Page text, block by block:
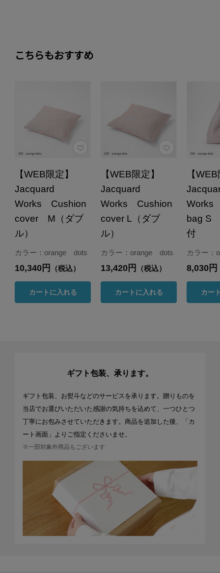
こちらもおすすめ
【WEB限定】
Jacquard
Works Cushion
cover M（ダブ
ル）
カラー：orange dots
10,340円 （税込）
カートに入れる
【WEB限定】
Jacquard
Works Cushion
cover L（ダブ
ル）
カラー：orange dots
13,420円 （税込）
カートに入れる
【
Works
bag S
付
カラー：
8,030円
カー
ギフト包装、承ります。
ギフト包装、お熨斗などのサービスを承ります。贈りものを
当店でお選びいただいた感謝の気持ちを込めて、一つひとつ
丁寧にお包みさせていただきます。商品を追加した後、「カ
ート画面」よりご指定くださいませ。
※一部対象外商品もございます